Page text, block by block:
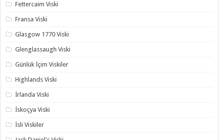
Fettercaim Viski
Fransa Viski
Glasgow 1770 Viski
Glenglassaugh Viski
Günlük İçim Viskiler
Highlands Viski
İrlanda Viski
İskoçya Viski
İsli Viskiler